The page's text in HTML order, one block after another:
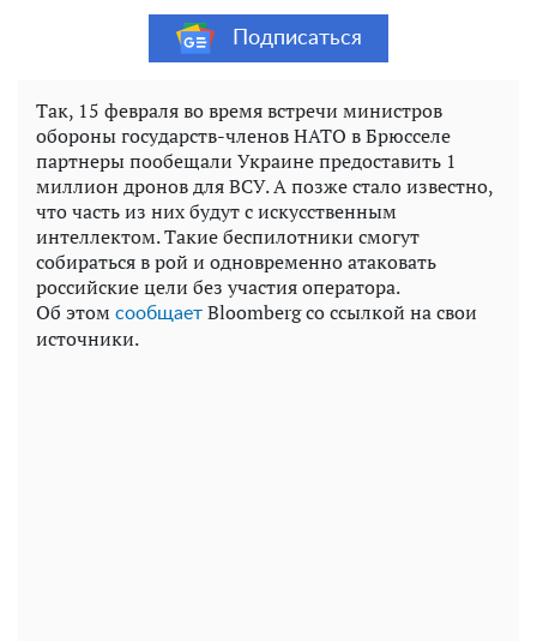
Подписаться
Так, 15 февраля во время встречи министров
обороны государств-членов НАТО в Брюсселе
партнеры пообещали Украине предоставить 1
миллион дронов для ВСУ. А позже стало известно,
что часть из них будут с искусственным
интеллектом. Такие беспилотники смогут
собираться в рой и одновременно атаковать
российские цели без участия оператора.
Об этом сообщает Bloomberg со ссылкой на свои
источники.